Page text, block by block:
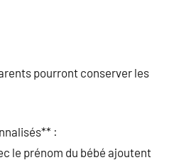
pourront conserver les
:
le prénom du bébé ajoutent